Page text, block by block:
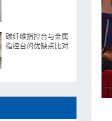
碳纤维指控台与金属
指控台的优缺点比对